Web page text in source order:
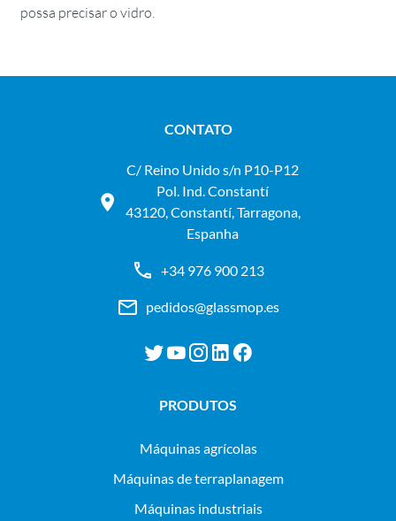
possa precisar o vidro.
CONTATO
C/ Reino Unido s/n P10-P12
Pol. Ind. Constantí
43120, Constantí, Tarragona,
Espanha
+34 976 900 213
pedidos@glassmop.es
PRODUTOS
máquinas agrícolas
máquinas de terraplanagem
máquinas industriais